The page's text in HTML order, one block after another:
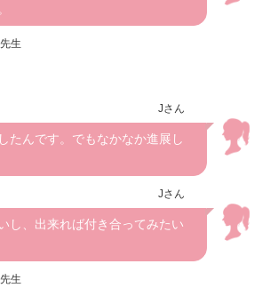
生
Jさん
たんです。でもなかなか進展し
Jさん
し、出来れば付き合ってみたい
生